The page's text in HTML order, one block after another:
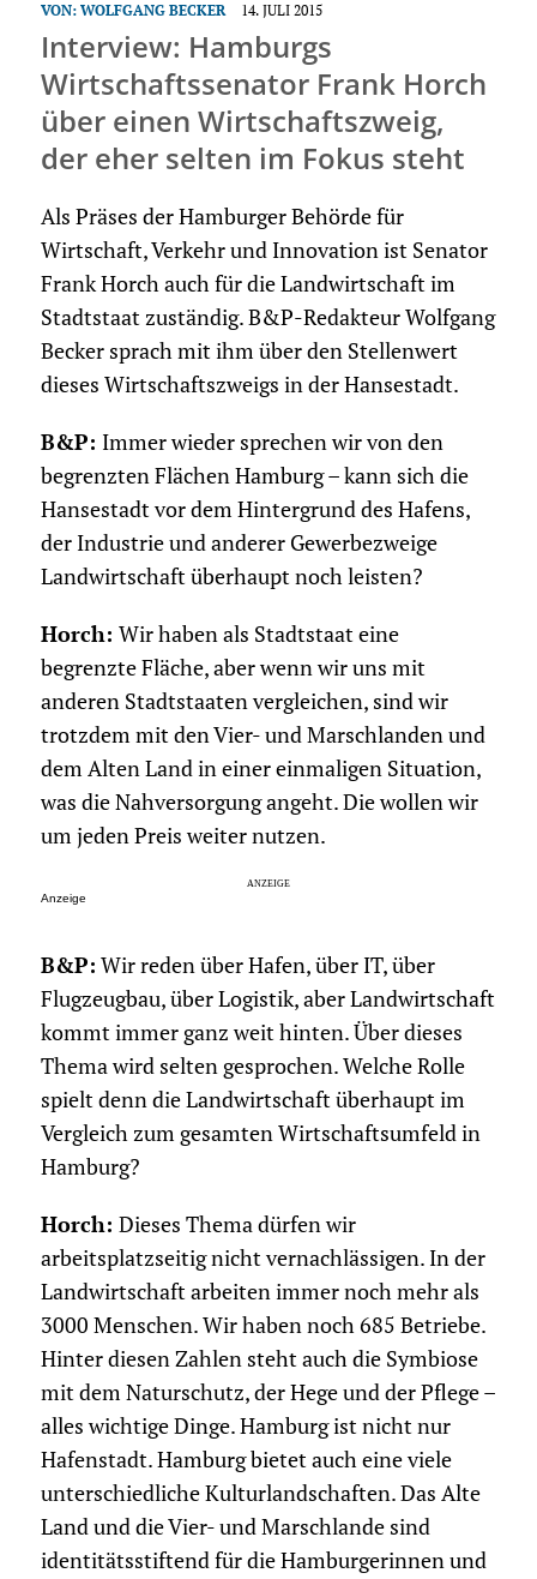
VON: WOLFGANG BECKER 14. JULI 2015
Interview: Hamburgs
Wirtschaftssenator Frank Horch
über einen Wirtschaftszweig,
der eher selten im Fokus steht
Als Präses der Hamburger Behörde für
Wirtschaft, Verkehr und Innovation ist Senator
Frank Horch auch für die Landwirtschaft im
Stadtstaat zuständig. B&P-Redakteur Wolfgang
Becker sprach mit ihm über den Stellenwert
dieses Wirtschaftszweigs in der Hansestadt.
B&P: Immer wieder sprechen wir von den
begrenzten Flächen Hamburg – kann sich die
Hansestadt vor dem Hintergrund des Hafens,
der Industrie und anderer Gewerbezweige
Landwirtschaft überhaupt noch leisten?
Horch: Wir haben als Stadtstaat eine
begrenzte Fläche, aber wenn wir uns mit
anderen Stadtstaaten vergleichen, sind wir
trotzdem mit den Vier- und Marschlanden und
dem Alten Land in einer einmaligen Situation,
was die Nahversorgung angeht. Die wollen wir
um jeden Preis weiter nutzen.
Anzeige
B&P: Wir reden über Hafen, über IT, über
Flugzeugbau, über Logistik, aber Landwirtschaft
kommt immer ganz weit hinten. Über dieses
Thema wird selten gesprochen. Welche Rolle
spielt denn die Landwirtschaft überhaupt im
Vergleich zum gesamten Wirtschaftsumfeld in
Hamburg?
Horch: Dieses Thema dürfen wir
arbeitsplatzseitig nicht vernachlässigen. In der
Landwirtschaft arbeiten immer noch mehr als
3000 Menschen. Wir haben noch 685 Betriebe.
Hinter diesen Zahlen steht auch die Symbiose
mit dem Naturschutz, der Hege und der Pflege –
alles wichtige Dinge. Hamburg ist nicht nur
Hafenstadt. Hamburg bietet auch eine viele
unterschiedliche Kulturlandschaften. Das Alte
Land und die Vier- und Marschlande sind
identitätsstiftend für die Hamburgerinnen und